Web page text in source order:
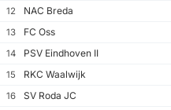
12
NAC Breda
13
FC Oss
14
PSV Eindhoven II
15
RKC Waalwijk
16
SV Roda JC